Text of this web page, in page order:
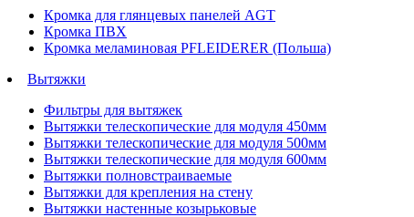
Кромка для глянцевых панелей AGT
Кромка ПВХ
Кромка меламиновая PFLEIDERER (Польша)
Вытяжки
Фильтры для вытяжек
Вытяжки телескопические для модуля 450мм
Вытяжки телескопические для модуля 500мм
Вытяжки телескопические для модуля 600мм
Вытяжки полновстраиваемые
Вытяжки для крепления на стену
Вытяжки настенные козырьковые